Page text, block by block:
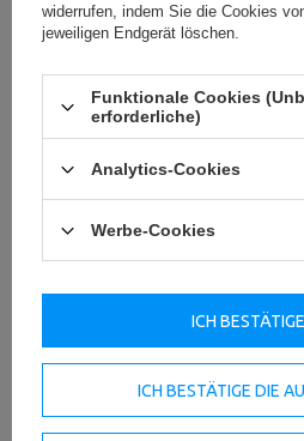
widerrufen, indem Sie die Cookies
jeweiligen Endgerät löschen.
Funktionale Cookies
erforderliche)
Analytics-Cookies
Werbe-Cookies
ICH BESTÄTIGE DIE
ICH